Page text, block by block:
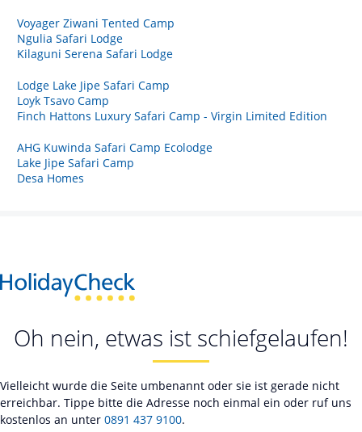
Voyager Ziwani Tented Camp
Ngulia Safari Lodge
Kilaguni Serena Safari Lodge
Lodge Lake Jipe Safari Camp
Loyk Tsavo Camp
Finch Hattons Luxury Safari Camp - Virgin Limited Edition
AHG Kuwinda Safari Camp Ecolodge
Lake Jipe Safari Camp
Desa Homes
Oh nein, etwas ist schiefgelaufen!
Vielleicht wurde die Seite umbenannt oder sie ist gerade nicht
erreichbar. Tippe bitte die Adresse noch einmal ein oder ruf uns
kostenlos an unter 0891 437 9100.